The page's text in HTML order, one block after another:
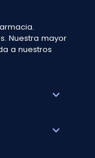
Nuestra mayor
a nuestros
expand_more
expand_more